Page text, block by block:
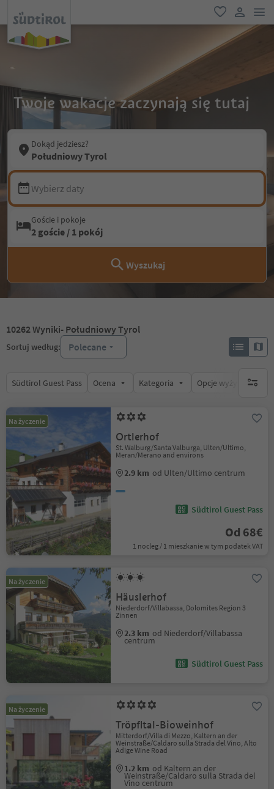
ulubione
link
Twoje wakacje zaczynają się tutaj
Dokąd jedziesz?
Południowy Tyrol
Wybierz daty
Goście i pokoje
2 goście / 1 pokój
Wyszukaj
10262Wyniki- Południowy Tyrol
Sortuj według: Polecane
Südtirol Guest Pass Ocena Kategoria Opcje wyżywieniabrak
Na życzenie
Ortlerhof
St. Walburg/Santa Valburga, Ulten/Ultimo,
Meran/Merano and environs
2.9 km od Ulten/Ultimo centrum
Südtirol Guest Pass
Od 68€
1 nocleg / 1 mieszkanie w tym podatek VAT
Na życzenie
Häuslerhof
Niederdorf/Villabassa, Dolomites Region 3
Zinnen
2.3 km od Niederdorf/Villabassa
centrum
Südtirol Guest Pass
Na życzenie
Tröpfltal-Bioweinhof
Mitterdorf/Villa di Mezzo, Kaltern an der
Weinstraße/Caldaro sulla Strada del Vino, Alto
Adige Wine Road
1.2 km od Kaltern an der
Weinstraße/Caldaro sulla Strada del
Vino centrum